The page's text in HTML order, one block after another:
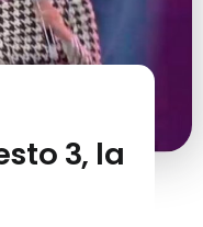
3, la